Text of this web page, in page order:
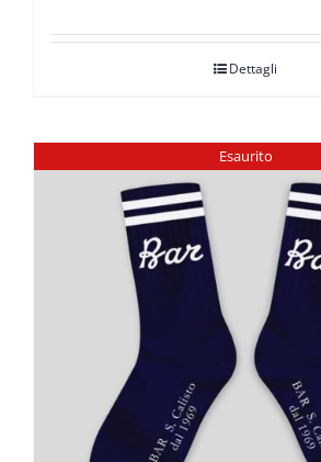
Dettagli
Esaurito